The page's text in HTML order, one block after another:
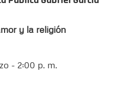
y la religión
- 2:00 p. m.